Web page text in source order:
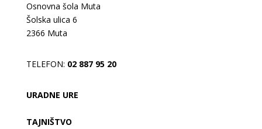
Osnovna šola Muta
Šolska ulica 6
2366 Muta
TELEFON: 02 887 95 20
URADNE URE
TAJNIŠTVO